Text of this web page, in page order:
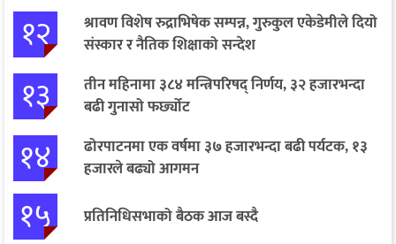
१२
श्रावण विशेष रुद्राभिषेक सम्पन्न, गुरुकुल एकेडेमीले दियो
संस्कार र नैतिक शिक्षाको सन्देश
१३
तीन महिनामा ३८४ मन्त्रिपरिषद् निर्णय, ३२ हजारभन्दा
बढी गुनासो फर्छ्योट
१४
ढोरपाटनमा एक वर्षमा ३७ हजारभन्दा बढी पर्यटक, १३
हजारले बढ्यो आगमन
१५ प्रतिनिधिसभाको बैठक आज बस्दै